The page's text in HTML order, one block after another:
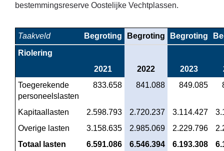
bestemmingsreserve Oostelijke Vechtplassen.
Taakveld Begroting Begroting Begroting
Riolering
2021
2022 2023
Toegerekende
personeelslasten
833.658 841.088 849.085
Kapitaallasten 2.598.793 2.720.237 3.114.427
Overige lasten
3.158.635 2.985.069 2.229.796
Totaal lasten
6.591.086 6.546.394 6.193.308